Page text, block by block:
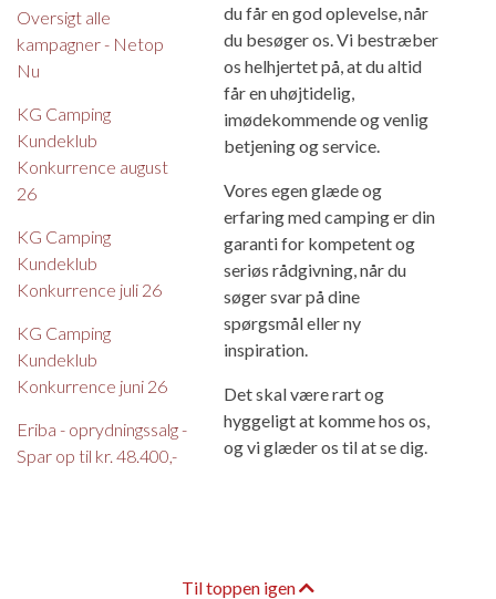
Oversigt alle
kampagner - Netop
Nu
KG Camping
Kundeklub
Konkurrence august
26
KG Camping
Kundeklub
Konkurrence juli 26
KG Camping
Kundeklub
Konkurrence juni 26
Eriba - oprydningssalg -
Spar op til kr. 48.400,-
du får en god oplevelse, når
du besøger os. Vi bestræber
os helhjertet på, at du altid
får en uhøjtidelig,
imødekommende og venlig
betjening og service.
Vores egen glæde og
erfaring med camping er din
garanti for kompetent og
seriøs rådgivning, når du
søger svar på dine
spørgsmål eller ny
inspiration.
Det skal være rart og
hyggeligt at komme hos os,
og vi glæder os til at se dig.
Til toppen igen